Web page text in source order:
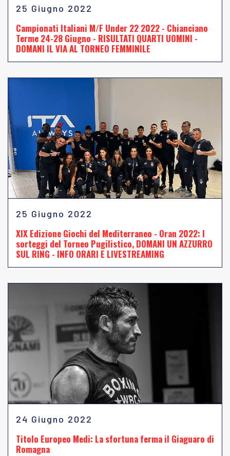
25 Giugno 2022
Campionati Italiani M/F Under 22 2022 - Chianciano
Terme 24-28 Giugno - RISULTATI QUARTI UOMINI -
DOMANI IL VIA AL TORNEO FEMMINILE
25 Giugno 2022
XIX Edizione Giochi del Mediterraneo - Oran 2022: I
sorteggi del Torneo Pugilistico, DOMANI UN AZZURRO
SUL RING - INFO ORARI E LIVESTREAMING
24 Giugno 2022
Titolo Europeo Medi: La sfortuna ferma il Giaguaro di
Romagna